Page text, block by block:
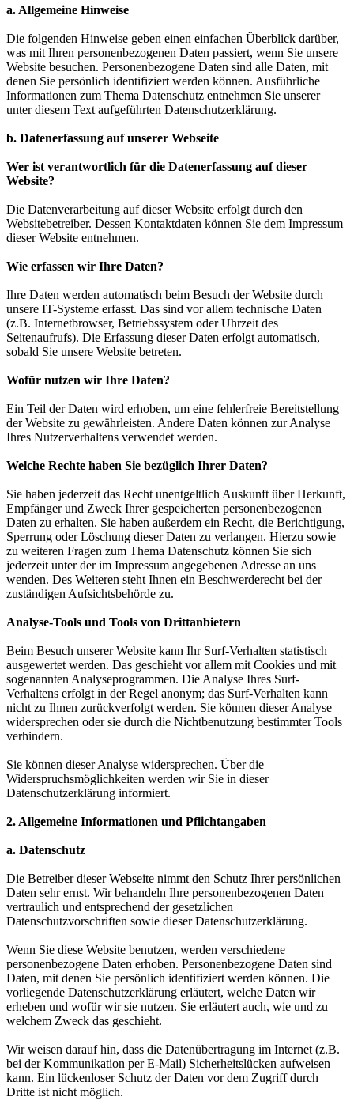
a. Allgemeine Hinweise
Die folgenden Hinweise geben einen einfachen Überblick darüber,
was mit Ihren personenbezogenen Daten passiert, wenn Sie unsere
Website besuchen. Personenbezogene Daten sind alle Daten, mit
denen Sie persönlich identifiziert werden können. Ausführliche
Informationen zum Thema Datenschutz entnehmen Sie unserer
unter diesem Text aufgeführten Datenschutzerklärung.
b. Datenerfassung auf unserer Webseite
Wer ist verantwortlich für die Datenerfassung auf dieser
Website?
Die Datenverarbeitung auf dieser Website erfolgt durch den
Websitebetreiber. Dessen Kontaktdaten können Sie dem Impressum
dieser Website entnehmen.
Wie erfassen wir Ihre Daten?
Ihre Daten werden automatisch beim Besuch der Website durch
unsere IT-Systeme erfasst. Das sind vor allem technische Daten
(z.B. Internetbrowser, Betriebssystem oder Uhrzeit des
Seitenaufrufs). Die Erfassung dieser Daten erfolgt automatisch,
sobald Sie unsere Website betreten.
Wofür nutzen wir Ihre Daten?
Ein Teil der Daten wird erhoben, um eine fehlerfreie Bereitstellung
der Website zu gewährleisten. Andere Daten können zur Analyse
Ihres Nutzerverhaltens verwendet werden.
Welche Rechte haben Sie bezüglich Ihrer Daten?
Sie haben jederzeit das Recht unentgeltlich Auskunft über Herkunft,
Empfänger und Zweck Ihrer gespeicherten personenbezogenen
Daten zu erhalten. Sie haben außerdem ein Recht, die Berichtigung,
Sperrung oder Löschung dieser Daten zu verlangen. Hierzu sowie
zu weiteren Fragen zum Thema Datenschutz können Sie sich
jederzeit unter der im Impressum angegebenen Adresse an uns
wenden. Des Weiteren steht Ihnen ein Beschwerderecht bei der
zuständigen Aufsichtsbehörde zu.
Analyse-Tools und Tools von Drittanbietern
Beim Besuch unserer Website kann Ihr Surf-Verhalten statistisch
ausgewertet werden. Das geschieht vor allem mit Cookies und mit
sogenannten Analyseprogrammen. Die Analyse Ihres Surf-
Verhaltens erfolgt in der Regel anonym; das Surf-Verhalten kann
nicht zu Ihnen zurückverfolgt werden. Sie können dieser Analyse
widersprechen oder sie durch die Nichtbenutzung bestimmter Tools
verhindern.
Sie können dieser Analyse widersprechen. Über die
Widerspruchsmöglichkeiten werden wir Sie in dieser
Datenschutzerklärung informiert.
2. Allgemeine Informationen und Pflichtangaben
a. Datenschutz
Die Betreiber dieser Webseite nimmt den Schutz Ihrer persönlichen
Daten sehr ernst. Wir behandeln Ihre personenbezogenen Daten
vertraulich und entsprechend der gesetzlichen
Datenschutzvorschriften sowie dieser Datenschutzerklärung.
Wenn Sie diese Website benutzen, werden verschiedene
personenbezogene Daten erhoben. Personenbezogene Daten sind
Daten, mit denen Sie persönlich identifiziert werden können. Die
vorliegende Datenschutzerklärung erläutert, welche Daten wir
erheben und wofür wir sie nutzen. Sie erläutert auch, wie und zu
welchem Zweck das geschieht.
Wir weisen darauf hin, dass die Datenübertragung im Internet (z.B.
bei der Kommunikation per E-Mail) Sicherheitslücken aufweisen
kann. Ein lückenloser Schutz der Daten vor dem Zugriff durch
Dritte ist nicht möglich.